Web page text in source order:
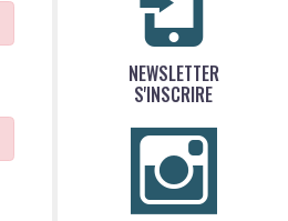
NEWSLETTER
S'INSCRIRE